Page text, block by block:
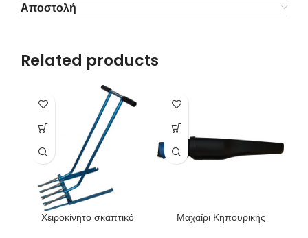
Αποστολή
Related products
Χειροκίνητο σκαπτικό Μαχαίρι Κηπουρικής